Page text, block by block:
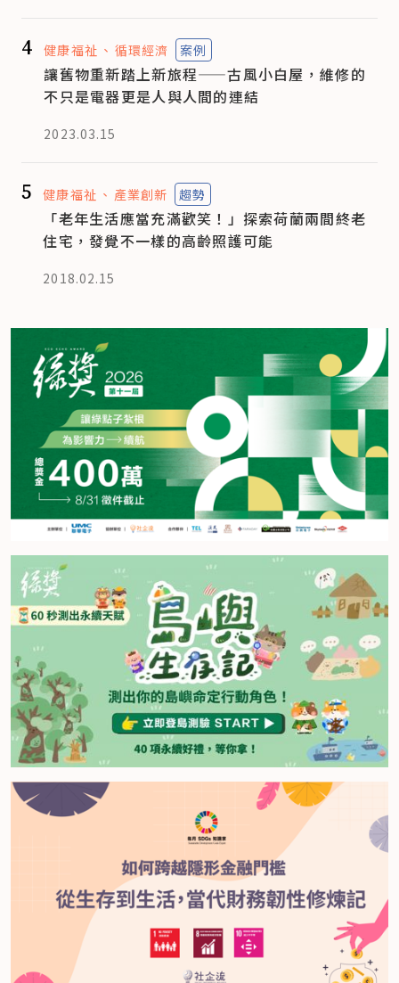
4 健康福祉 循環經濟 案例
讓舊物重新踏上新旅程——古風小白屋，維修的
不只是電器更是人與人間的連結
2023.03.15
5 健康福祉 產業創新 趨勢
「老年生活應當充滿歡笑！」探索荷蘭兩間終老
住宅，發覺不一樣的高齡照護可能
2018.02.15